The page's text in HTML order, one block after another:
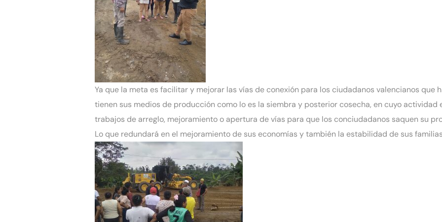
Ya que la meta es facilitar y mejorar las vías de conexión para los ciudadanos valencianos que
tienen sus medios de producción como lo es la siembra y posterior cosecha, en cuyo
trabajos de arreglo, mejoramiento o apertura de vías para que los conciudadanos saquen su
Lo que redundará en el mejoramiento de sus economías y también la estabilidad de sus